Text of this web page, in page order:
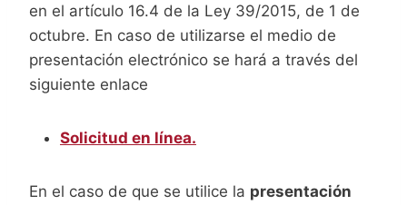
en el artículo 16.4 de la Ley 39/2015, de 1 de
octubre. En caso de utilizarse el medio de
presentación electrónico se hará a través del
siguiente enlace
Solicitud en línea.
En el caso de que se utilice la presentación